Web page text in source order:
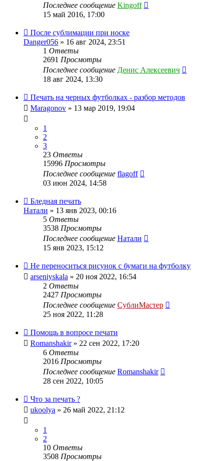
Последнее сообщение Kingoff
15 май 2016, 17:00
После сублимации при носке
Danger056 » 16 авг 2024, 23:51
1 Ответы
2691 Просмотры
Последнее сообщение Денис Алексеевич
18 авг 2024, 13:30
Печать на черных футболках - разбор методов
Maragonov » 13 мар 2019, 19:04
1
2
3
23 Ответы
15996 Просмотры
Последнее сообщение flagoff
03 июн 2024, 14:58
Бледная печать
Натали » 13 янв 2023, 00:16
5 Ответы
3538 Просмотры
Последнее сообщение Натали
15 янв 2023, 15:12
Не переноситься рисунок с бумаги на футболку
arseniyskala » 20 ноя 2022, 16:54
2 Ответы
2427 Просмотры
Последнее сообщение СублиМастер
25 ноя 2022, 11:28
Помощь в вопросе печати
Romanshakir» 22 сен 2022, 17:20
6 Ответы
2016 Просмотры
Последнее сообщение Romanshakir
28 сен 2022, 10:05
Что за печать ?
ukoolya » 26 май 2022, 21:12
1
2
10 Ответы
3508 Просмотры